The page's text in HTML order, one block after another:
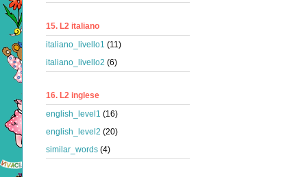
15. L2 italiano
italiano_livello1 (11)
italiano_livello2 (6)
16. L2 inglese
english_level1 (16)
english_level2 (20)
similar_words (4)